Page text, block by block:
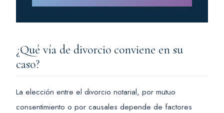
¿Qué vía de divorcio conviene en su
caso?
La elección entre el divorcio notarial, por mutuo
consentimiento o por causales depende de factores